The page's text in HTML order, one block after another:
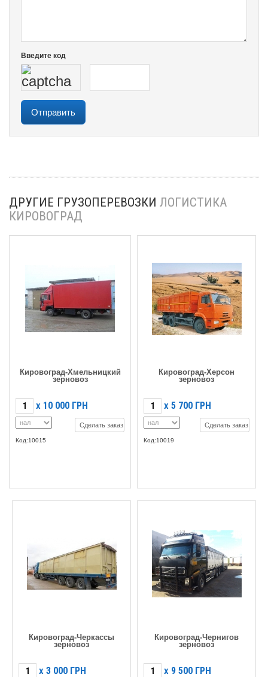
Введите код
ДРУГИЕ ГРУЗОПЕРЕВОЗКИ ЛОГИСТИКА
КИРОВОГРАД
Кировоград-Хмельницкий
зерновоз
X 10 000 ГРН
Сделать заказ
Код:10015
Кировоград-Херсон
зерновоз
X 5 700 ГРН
Сделать заказ
Код:10019
Кировоград-Черкассы
зерновоз
X 3 000 ГРН
Кировоград-Чернигов
зерновоз
X 9 500 ГРН